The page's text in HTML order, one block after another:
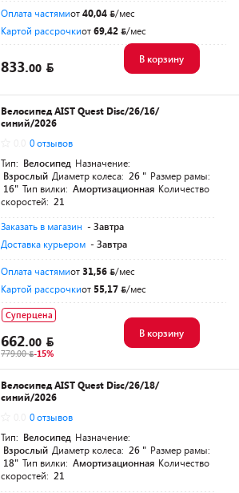
Оплата частямиот40,04
/мес
Картой рассрочкиот69,42 /мес
833.00
В корзину
Велосипед AIST Quest Disc/26/16/
синий/2026
0 отзывов
Тип: Велосипед Назначение:
Взрослый Диаметр колеса: 26 " Размер рамы:
16" Тип вилки: Амортизационная Количество
скоростей: 21
Заказать в магазин - Завтра
Доставка курьером - Завтра
Оплата частямиот31,56
/мес
Картой рассрочкиот 55,17 /мес
Суперцена
662.00
779.00 -15%
В корзину
Велосипед AIST Quest Disc/26/18/
синий/2026
0 отзывов
Тип: Велосипед Назначение:
Взрослый Диаметр колеса: 26 " Размер рамы:
18" Тип вилки: Амортизационная Количество
скоростей: 21